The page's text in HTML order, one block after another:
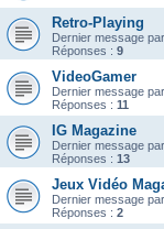
Retro-Playing
Dernier message par
Réponses : 9
VideoGamer
Dernier message par
Réponses : 11
IG Magazine
Dernier message par
Réponses : 13
Jeux Vidéo
Dernier message par
Réponses : 2